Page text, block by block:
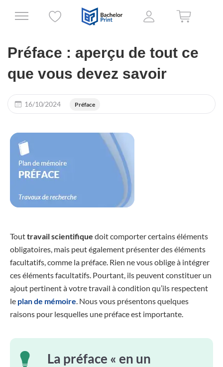
Préface : aperçu de tout ce
que vous devez savoir
16/10/2024 Préface
Touttravail scientifique doit comporter certains éléments
obligatoires, mais peut également présenter des éléments
facultatifs, comme la préface. Rien ne vous oblige à intégrer
ces éléments facultatifs. Pourtant, ils peuvent constituer un
ajout pertinent à votre travail à condition qu’ils respectent
le plan de mémoire. Nous vous présentons quelques
raisons pour lesquelles une préface est importante.
La préface « en un